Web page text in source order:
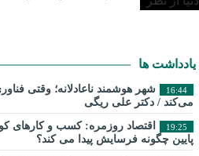
یادداشت ها
16:44
شهر هوشمند ناعادلانه؛ وقتی
می‌کند / دکتر علی ریگی
19:25
اقتصاد روزمره: کسب‌ و کارهای
پایین چگونه فرسایش پیدا می کند؟